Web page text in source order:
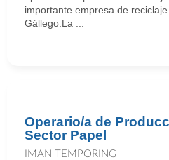
importante empresa de
Gállego.La ...
Operario/a de
Sector Papel
IMAN TEMPORING